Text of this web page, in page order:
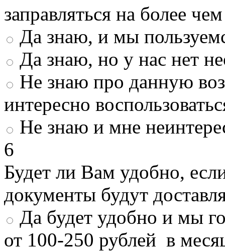
заправляться на более
Да знаю, и мы
Да знаю, но у нас нет
Не знаю про данную
интересно
Не знаю и мне
6
Будет ли Вам удобно,
документы будут
Да будет удобно и мы
от 100-250 рублей в